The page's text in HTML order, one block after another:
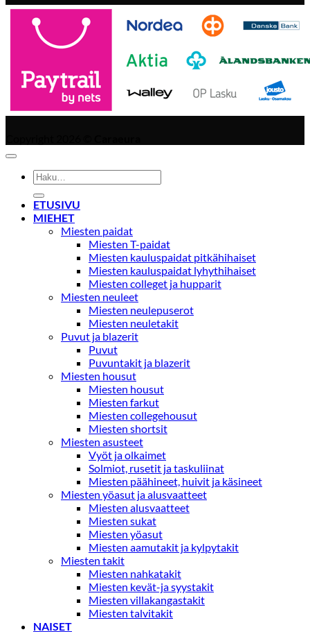
Etsi:
ETUSIVU
MIEHET
Miesten paidat
Miesten T-paidat
Miesten kauluspaidat pitkähihaiset
Miesten kauluspaidat lyhythihaiset
Miesten colleget ja hupparit
Miesten neuleet
Miesten neulepuserot
Miesten neuletakit
Puvut ja blazerit
Puvut
Puvuntakit ja blazerit
Miesten housut
Miesten housut
Miesten farkut
Miesten collegehousut
Miesten shortsit
Miesten asusteet
Vyöt ja olkaimet
Solmiot, rusetit ja taskuliinat
Miesten päähineet, huivit ja käsineet
Miesten yöasut ja alusvaatteet
Miesten alusvaatteet
Miesten sukat
Miesten yöasut
Miesten aamutakit ja kylpytakit
Miesten takit
Miesten nahkatakit
Miesten kevät-ja syystakit
Miesten villakangastakit
Miesten talvitakit
NAISET